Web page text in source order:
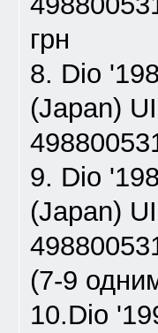
грн
8. Dio
(Japan)
9. Dio
(Japan)
(7-9
10.Dio